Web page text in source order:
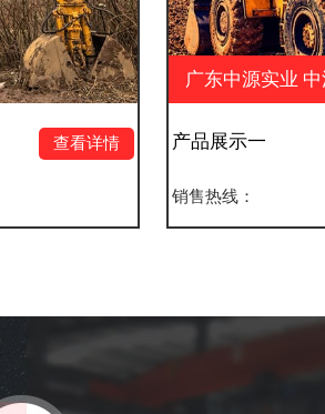
广东中源实业 中源房地产经纪有
限公司 中源户外广告
产品展示一